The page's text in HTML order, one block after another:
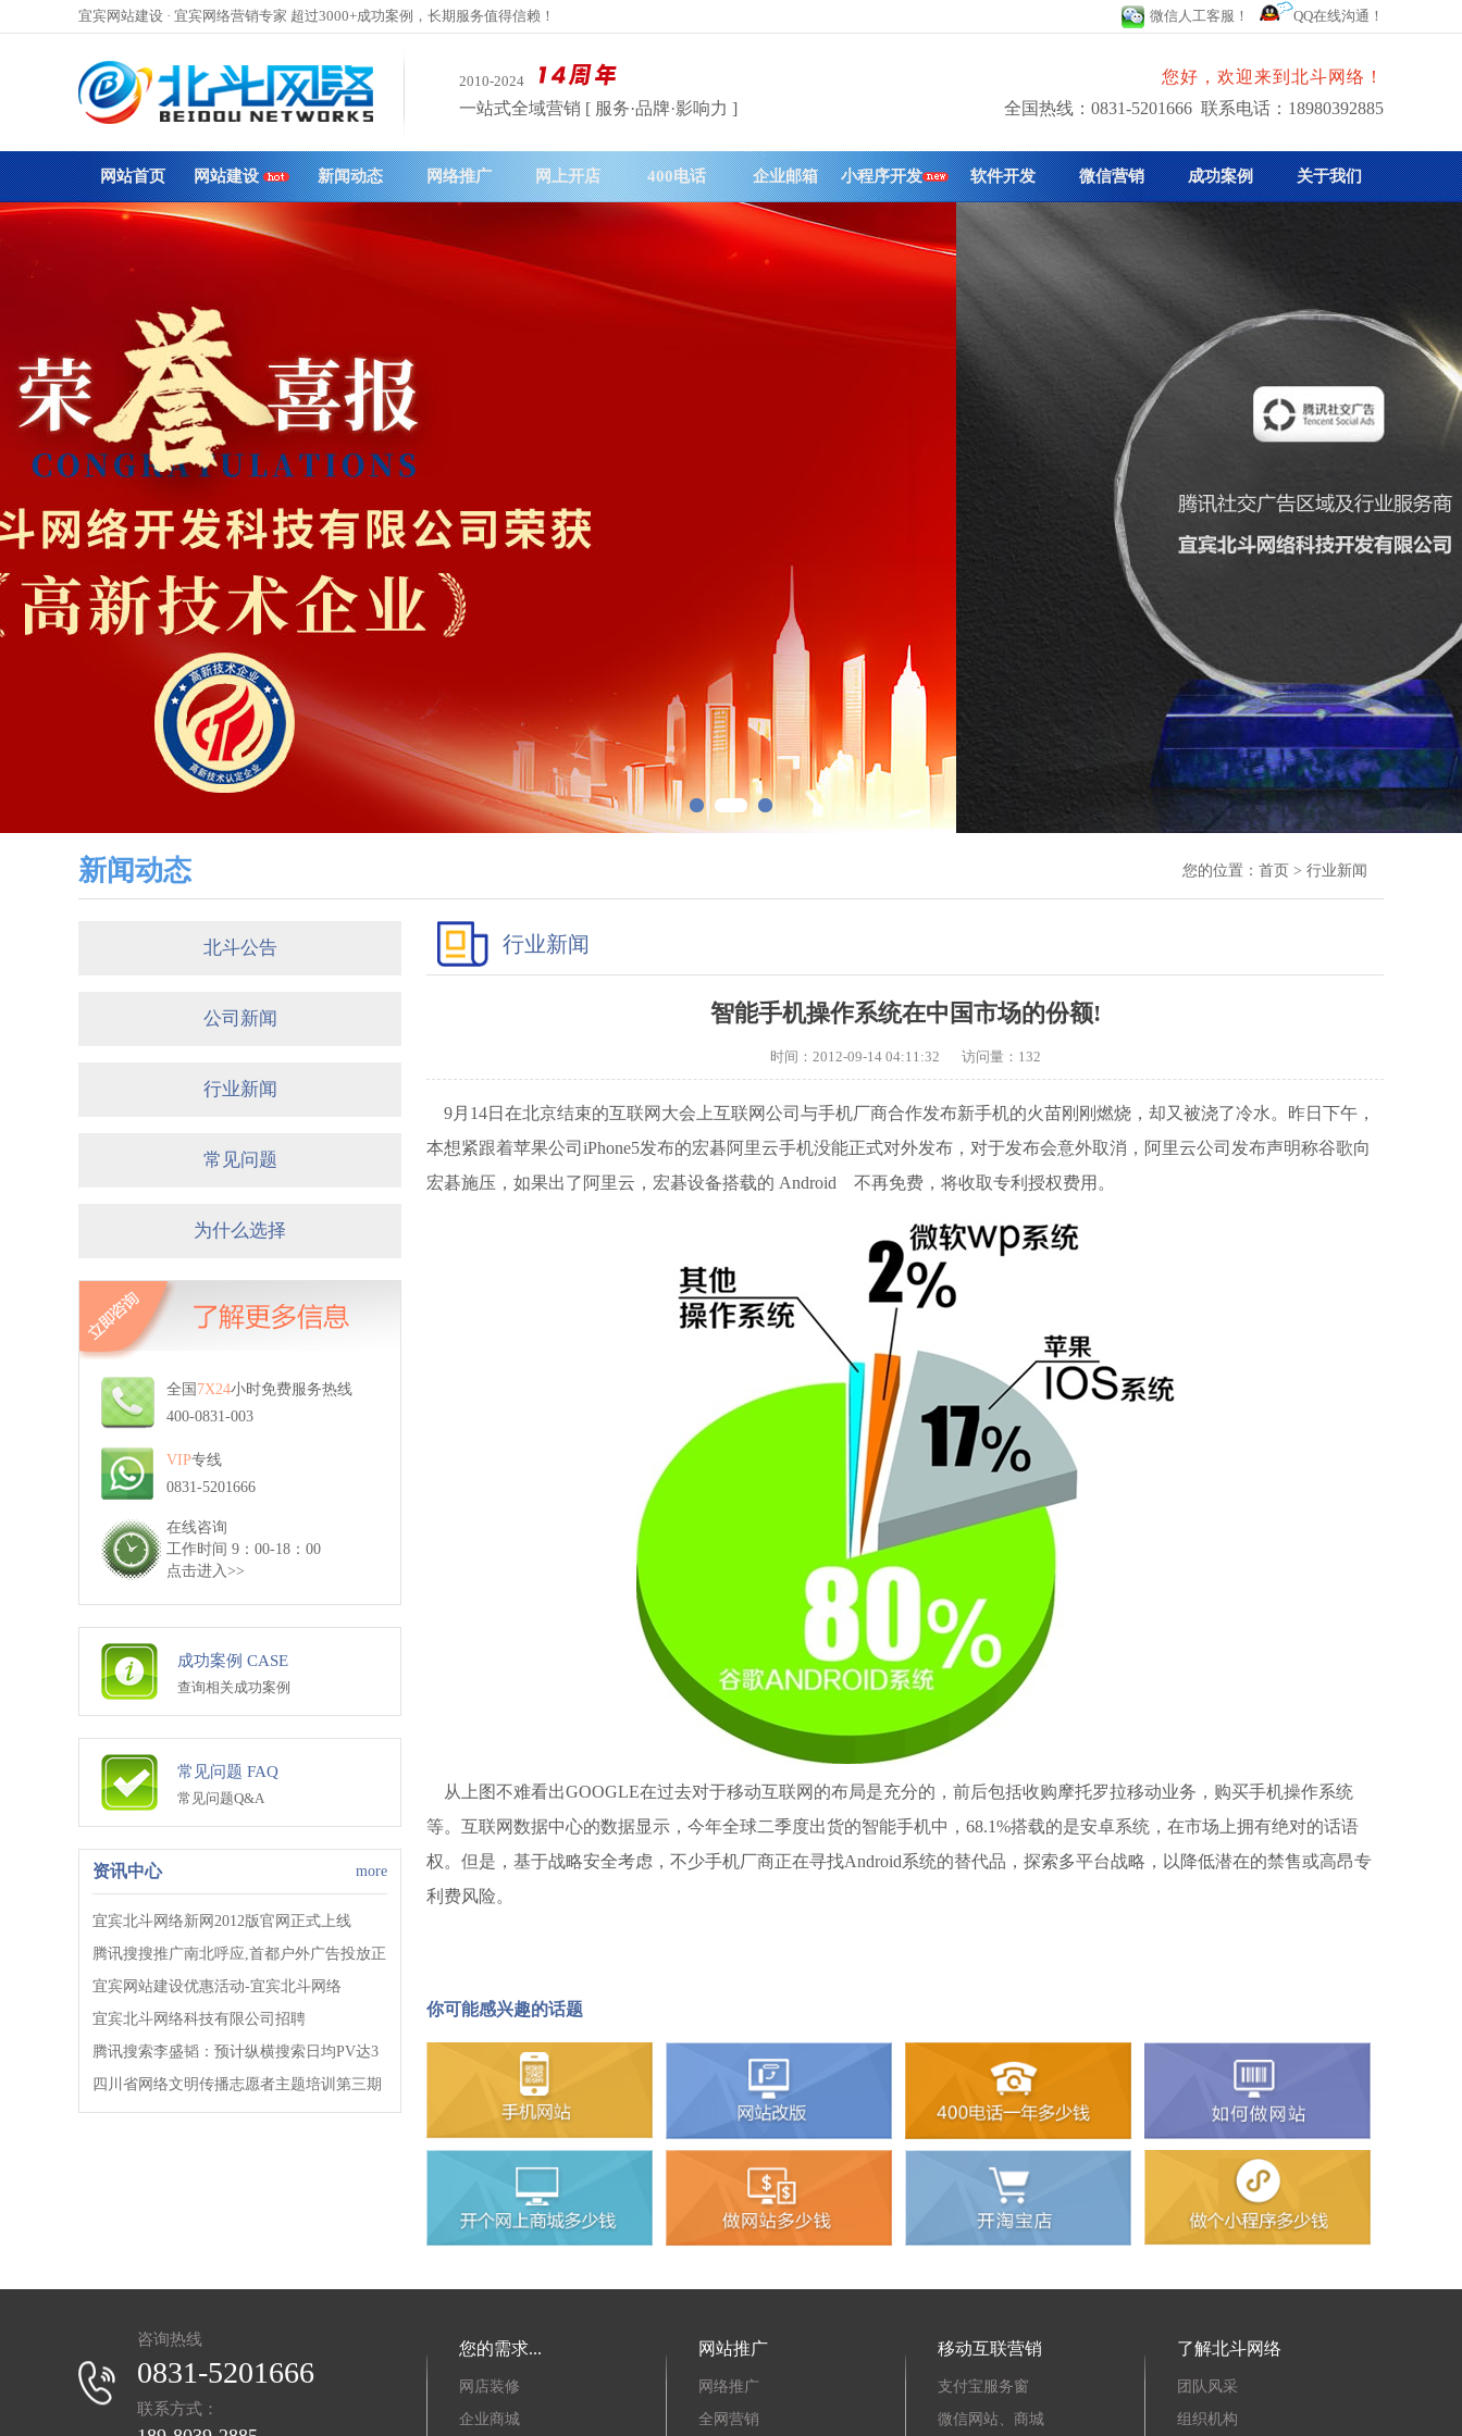
宜宾网站建设 · 宜宾网络营销专家 超过3000+成功案例，长期服务值得信赖！ 微信人工客服！ QQ在线沟通！
2010-2024
一站式全域营销 [ 服务·品牌·影响力 ]
您好，欢迎来到北斗网络！
全国热线：0831-5201666 联系电话：18980392885
网站首页 网站建设 新闻动态 网络推广 网上开店 400电话 企业邮箱 小程序开发 软件开发 微信营销 成功案例 关于我们
3
新闻动态 您的位置： 首页 > 行业新闻
北斗公告
公司新闻
行业新闻
常见问题
为什么选择
全国 7X24小时免费服务热线
400-0831-003
VIP专线
0831-5201666
在线咨询
工作时间 9：00-18：00
点击进入>>
成功案例 CASE
查询相关成功案例
常见问题 FAQ
常见问题Q&A
资讯中心 more
宜宾北斗网络新网2012版官网正式上线
腾讯搜搜推广南北呼应,首都户外广告投放正
式启动!!!
宜宾网站建设优惠活动-宜宾北斗网络
宜宾北斗网络科技有限公司招聘
腾讯搜索李盛韬：预计纵横搜索日均PV达3
亿!
四川省网络文明传播志愿者主题培训第三期
开班!
行业新闻
智能手机操作系统在中国市场的份额!
时间：2012-09-14 04:11:32 访问量： 132
9月14日在北京结束的互联网大会上互联网公司与手机厂商合作发布新手机的火苗刚刚燃烧，却又被浇了冷水。昨日下午，
本想紧跟着苹果公司iPhone5发布的宏碁阿里云手机没能正式对外发布，对于发布会意外取消，阿里云公司发布声明称谷歌向
宏碁施压，如果出了阿里云，宏碁设备搭载的 Android 不再免费，将收取专利授权费用。
从上图不难看出GOOGLE在过去对于移动互联网的布局是充分的，前后包括收购摩托罗拉移动业务，购买手机操作系统
等。互联网数据中心的数据显示，今年全球二季度出货的智能手机中，68.1%搭载的是安卓系统，在市场上拥有绝对的话语
权。但是，基于战略安全考虑，不少手机厂商正在寻找Android系统的替代品，探索多平台战略，以降低潜在的禁售或高昂专
利费风险。
你可能感兴趣的话题
咨询热线
0831-5201666
联系方式：
您的需求...
网店装修
企业商城
网站推广
网络推广
全网营销
移动互联营销
支付宝服务窗
微信网站、商城
了解北斗网络
团队风采
组织机构